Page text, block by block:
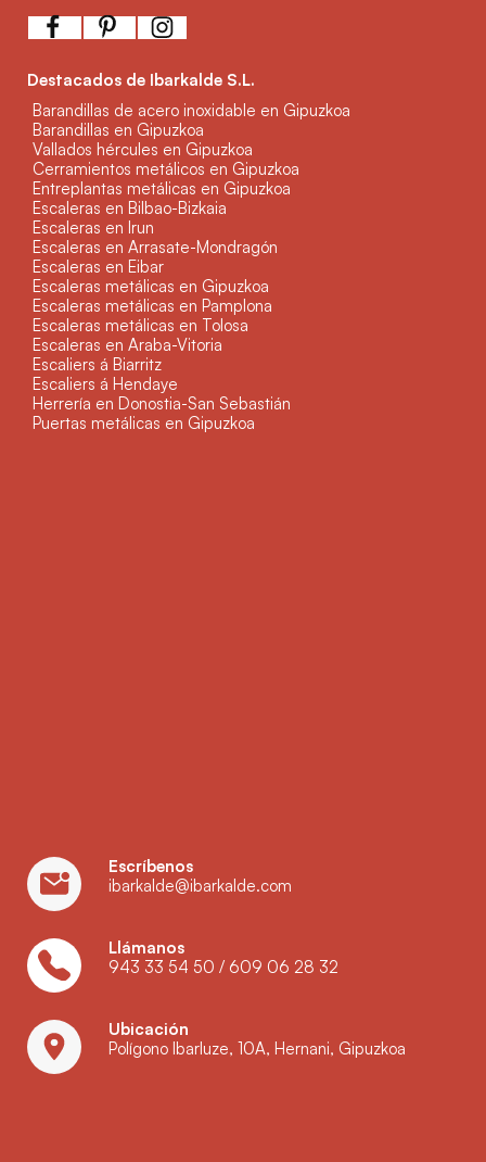
Destacados de Ibarkalde S.L.
Barandillas de acero inoxidable en Gipuzkoa
Barandillas en Gipuzkoa
Vallados hércules en Gipuzkoa
Cerramientos metálicos en Gipuzkoa
Entreplantas metálicas en Gipuzkoa
Escaleras en Bilbao-Bizkaia
Escaleras en Irun
Escaleras en Arrasate-Mondragón
Escaleras en Eibar
Escaleras metálicas en Gipuzkoa
Escaleras metálicas en Pamplona
Escaleras metálicas en Tolosa
Escaleras en Araba-Vitoria
Escaliers á Biarritz
Escaliers á Hendaye
Herrería en Donostia-San Sebastián
Puertas metálicas en Gipuzkoa
Escríbenos
ibarkalde@ibarkalde.com
Llámanos
943 33 54 50 / 609 06 28 32
Ubicación
Polígono Ibarluze, 10A, Hernani, Gipuzkoa